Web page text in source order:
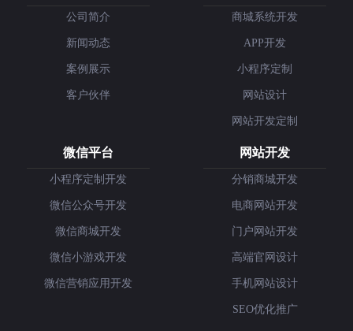
公司简介
新闻动态
案例展示
客户伙伴
商城系统开发
APP开发
小程序定制
网站设计
网站开发定制
微信平台
小程序定制开发
微信公众号开发
微信商城开发
微信小游戏开发
微信营销应用开发
网站开发
分销商城开发
电商网站开发
门户网站开发
高端官网设计
手机网站设计
SEO优化推广